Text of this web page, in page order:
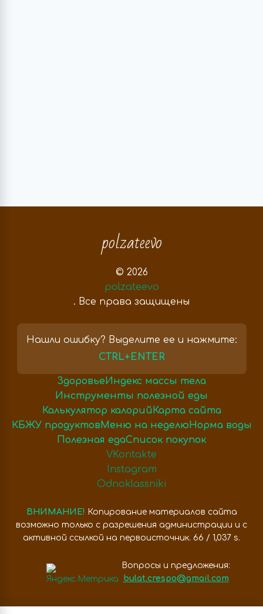
polzateevo
© 2026
polzateevo
. Все права защищены
Нашли ошибку? Выделите ее и нажмите:
CTRL+ENTER
Здоровье Индекс массы тела
Инструменты полезной еды
Калькулятор калорий Карта сайта
КБЖУ продуктов Меню на неделю Норма воды
Полезная едаСписок покупок
VKontakte
Instagram
Odnoklassniki
ВНИМАНИЕ! Копирование материалов сайта
возможно только с разрешения администрации и с
активной ссылкой на первоисточник. 66 / 1,037 s.
Вопросы и предложения:
bulat.crespo@gmail.com